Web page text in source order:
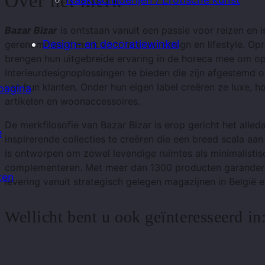
Design- en decoratiewinkel
Bazar Bizar is ontstaan ​​vanuit een passie voor reizen en
gerenommeerd merk voor interieurdesign en lifestyle.
brengen hun uitgebreide ervaring in de horeca mee om
interieurdesignoplossingen te bieden die zijn afgestemd
van hun klanten. Onder hun eigen label creëren ze luxe,
artikelen en woonaccessoires.
De merkfilosofie van Bazar Bizar is erop gericht het
inspirerende collecties te creëren die een breed scala
is ontworpen om zowel levendige ruimtes als
complementeren. Met meer dan 1300 producten
levering vanuit strategisch gelegen magazijnen in België
Wellicht bent u ook geïnteresseerd in: